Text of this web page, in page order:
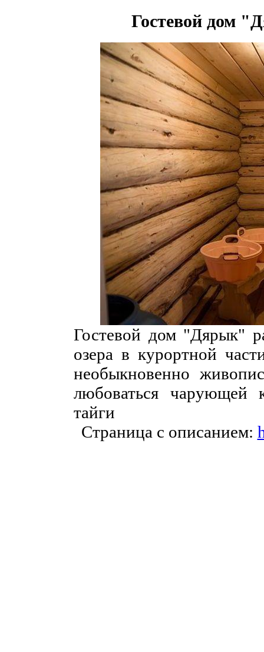
Гостевой дом
Гостевой дом "Дярык"
озера в курортной
необыкновенно
любоваться чарующей
тайги
Страница с описанием: